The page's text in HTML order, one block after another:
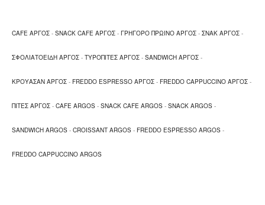
CAFE ΑΡΓΟΣ - SNACK CAFE ΑΡΓΟΣ - ΓΡΗΓΟΡΟ ΠΡΩΙΝΟ ΑΡΓΟΣ - ΣΝΑΚ ΑΡΓΟΣ -
ΣΦΟΛΙΑΤΟΕΙΔΗ ΑΡΓΟΣ - ΤΥΡΟΠΙΤΕΣ ΑΡΓΟΣ - SANDWICH ΑΡΓΟΣ -
ΚΡΟΥΑΣΑΝ ΑΡΓΟΣ - FREDDO ESPRESSO ΑΡΓΟΣ - FREDDO CAPPUCCINO ΑΡΓΟΣ -
ΠΙΤΕΣ ΑΡΓΟΣ - CAFE ARGOS - SNACK CAFE ARGOS - SNACK ARGOS -
SANDWICH ARGOS - CROISSANT ARGOS - FREDDO ESPRESSO ARGOS -
FREDDO CAPPUCCINO ARGOS